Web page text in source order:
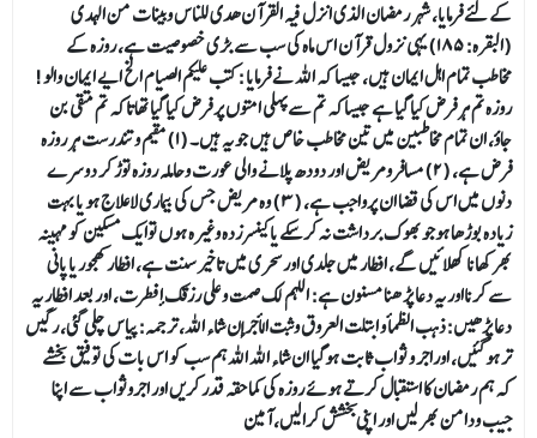
کے لئے فرمایا، شہر رمضان الذی انزل فیہ القرآن ھدی للناس وبینات من الہدی
(البقرہ: ۱۸۵) یہی نزول قرآن اس ماہ کی سب سے بڑی خصوصیت ہے، روزہ کے
مخاطب تمام اہل ایمان ہیں، جیسا کہ اللہ نے فرمایا :کتب علیکم الصیام الخ ایے ایمان والو!
روزہ تم ہر فرض کیا گیا ہے جیساکہ تم سے پہلی امتوں پر فرض کیا گیا تھاتاکہ تم متقی بن
جاؤ، ان تمام مخاطبین میں تین مخاطب خاص ہیں جو یہ ہیں۔ (۱) مقیم وتندرست ہر روزہ
فرض ہے، (۲) مسافر ومریض اور دودھ پلانے والی عورت وحاملہ روزہ توڑ کر دوسرے
دنوں میں اس کی قضا ان پرواجب ہے، (۳) وہ مریض جس کی بیماری لا علاج ہو یا بہت
زیادہ بوڑھا ہوجو بھوک برداشت نہ کرسکے یاکینسرزدہ وغیرہ ہوں توایک مسکین کو مہینہ
بھر کھانا کھلائیں گے، افطار میں جلدی اور سحری میں تاخیر سنت ہے، افطار کھجور یا پانی
سے کرنااور یہ دعا پڑھنا مسنون ہے: اللہم لک صمت وعلی رزقک أفطرت، اور بعد افطار یہ
دعا پڑھیں:ذهب الظمأ و ابتلت العروق وثبت الأجر إن شاء الله، ترجمہ: پیاس چلی گئی، رگیں
تر ہوگئیں، اوراجر و ثواب ثابت ہوگیا ان شاء اللہ اللہ ہم سب کو اس بات کی توفیق بخشے
کہ ہم رمضان کا استقبال کرتے ہوئے روزہ کی کماحقہ قدر کریں اور اجروثواب سے اپنا
جیب ودامن بھر لیں اور اپنی بخشش کرالیں، آمین